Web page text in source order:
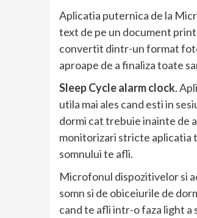
Aplicatia puternica de la
text de pe un document
convertit dintr-un format
aproape de a finaliza toate
Sleep Cycle alarm clock.
utila mai ales cand esti in
dormi cat trebuie inainte de
monitorizari stricte aplicatia
somnului te afli.
Microfonul dispozitivelor si
somn si de obiceiurile de
cand te afli intr-o faza light a